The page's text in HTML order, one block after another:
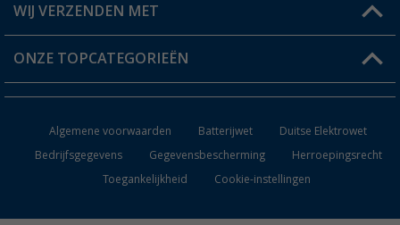
Verlanglijstje
Verzendinformatie
Catalogus
WIJ VERZENDEN MET
ONZE TOPCATEGORIEËN
Campingmeubilair
Algemene voorwaarden Batterijwet
Duitse Elektrowet
Bedrijfsgegevens
Gegevensbescherming
Herroepingsrecht
Toegankelijkheid
Cookie-instellingen